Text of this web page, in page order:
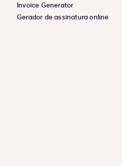
Invoice Generator
Gerador de assinatura online